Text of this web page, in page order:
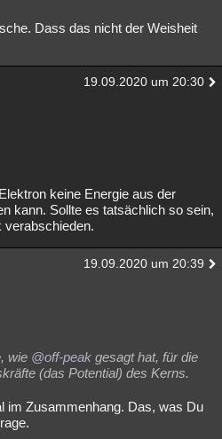
Dass das nicht der Weisheit
19.09.2020 um 20:30
keine Energie aus der
kann. Sollte es tatsächlich so sein,
19.09.2020 um 20:39
wie @off-peak gesagt hat, für die
(das Potential) des Kerns.
im Zusammenhang. Das, was Du